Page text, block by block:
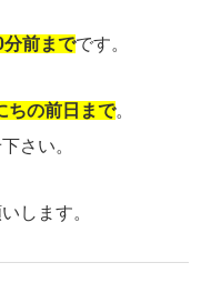
前までです。
ちの前日まで。
さい。
します。